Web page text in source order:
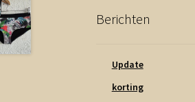
Berichten
Update
korting